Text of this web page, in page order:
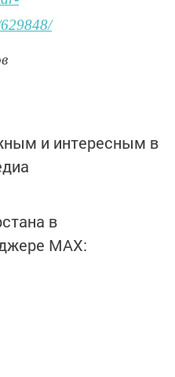
и интересным в
в
MАХ: